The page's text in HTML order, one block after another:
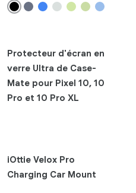
Téléphone
Pixel 10 Pro XL
Pixel 10 Pro
Pixel 9 Pro
Pixel 9
Protecteur d'écran en
verre Ultra de Case-
Mate pour Pixel 10, 10
Pro et 10 Pro XL
iOttie Velox Pro
Charging Car Mount